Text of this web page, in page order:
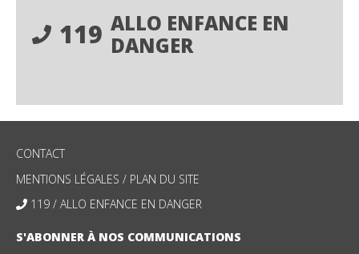
119 ALLO ENFANCE EN
DANGER
CONTACT
MENTIONS LÉGALES / PLAN DU SITE
119 / ALLO ENFANCE EN DANGER
S'ABONNER À NOS COMMUNICATIONS